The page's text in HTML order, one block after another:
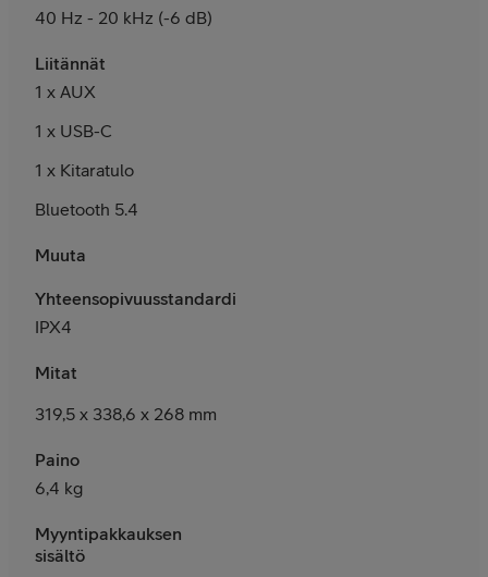
40 Hz - 20 kHz (-6 dB)
Liitännät
1 x AUX
1 x USB-C
1 x Kitaratulo
Bluetooth 5.4
Muuta
Yhteensopivuusstandardit
IPX4
Mitat
319,5 x 338,6 x 268 mm
Paino
6,4 kg
Myyntipakkauksen
sisältö